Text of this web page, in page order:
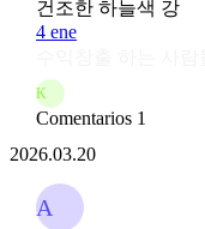
건조한 하늘색 강
4 ene
K
Comentarios 1
2026.03.20
A